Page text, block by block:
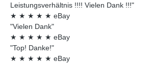
Leistungsverhältnis !!!! Vielen Dank !!!"
★ ★ ★ ★ ★ eBay
"Vielen Dank"
★ ★ ★ ★ ★ eBay
"Top! Danke!"
★ ★ ★ ★ ★ eBay